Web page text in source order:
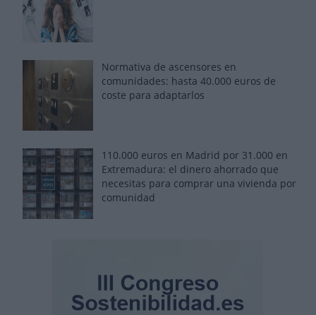
Normativa de ascensores en
comunidades: hasta 40.000 euros de
coste para adaptarlos
110.000 euros en Madrid por 31.000 en
Extremadura: el dinero ahorrado que
necesitas para comprar una vivienda por
comunidad